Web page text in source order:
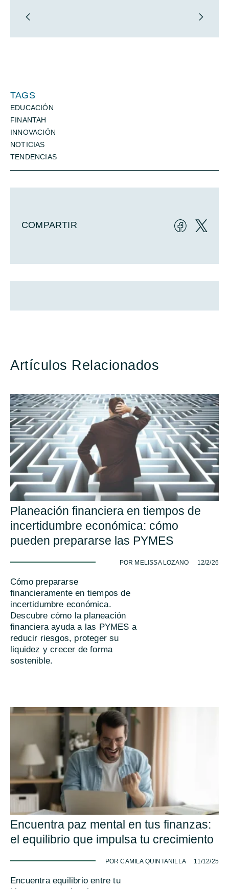
TAGS
EDUCACIÓN
FINANTAH
INNOVACIÓN
NOTICIAS
TENDENCIAS
COMPARTIR
Artículos Relacionados
Planeación financiera en tiempos de
incertidumbre económica: cómo
pueden prepararse las PYMES
- POR MELISSA LOZANO 12/2/26
Cómo prepararse
financieramente en tiempos de
incertidumbre económica.
Descubre cómo la planeación
financiera ayuda a las PYMES a
reducir riesgos, proteger su
liquidez y crecer de forma
sostenible.
Encuentra paz mental en tus finanzas:
el equilibrio que impulsa tu crecimiento
- POR CAMILA QUINTANILLA 11/12/25
Encuentra equilibrio entre tu